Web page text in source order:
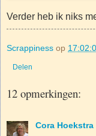
Verder heb ik niks
Scrappiness op
Delen
12 opmerkingen:
Cora Hoekstra